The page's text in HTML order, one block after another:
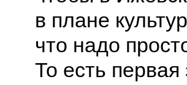
в плане
что надо
То есть